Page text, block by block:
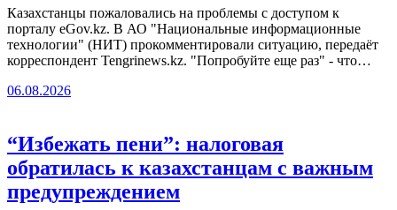
Казахстанцы пожаловались на проблемы с доступом к
порталу eGov.kz. В АО "Национальные информационные
технологии" (НИТ) прокомментировали ситуацию, передаёт
корреспондент Tengrinews.kz. "Попробуйте еще раз" - что…
06.08.2026
“Избежать пени”: налоговая
обратилась к казахстанцам с важным
предупреждением